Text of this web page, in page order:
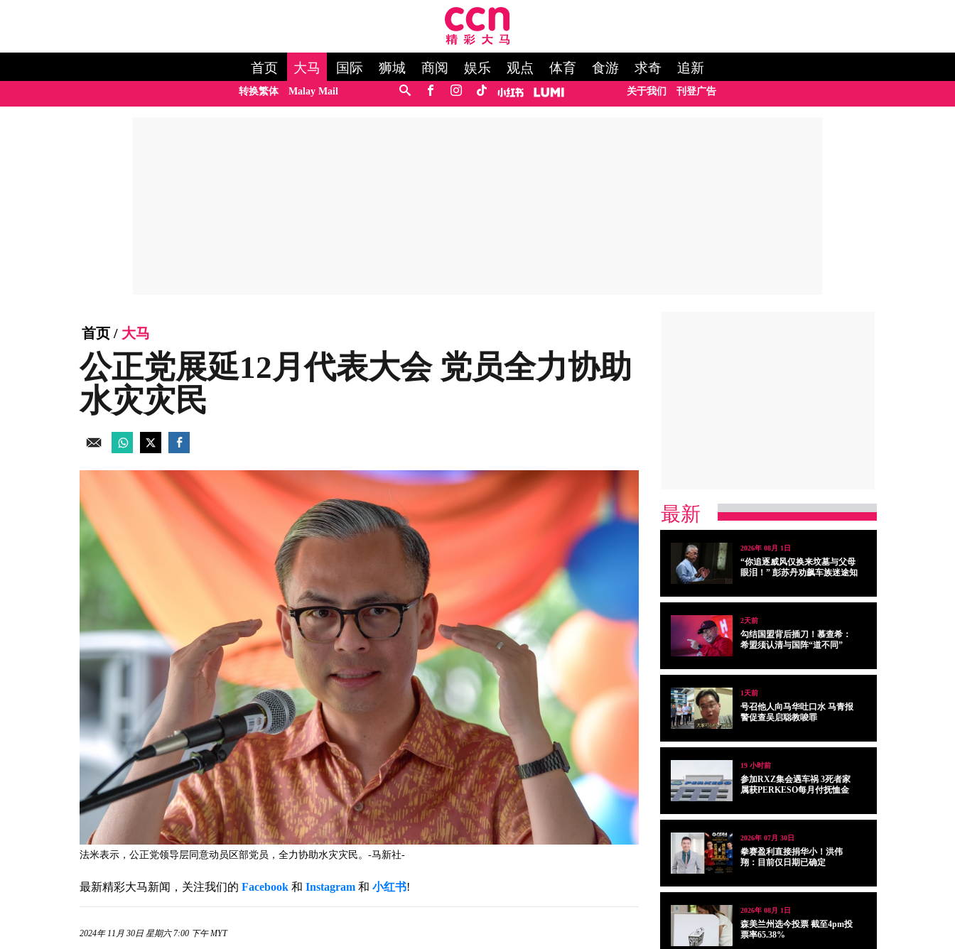
首页 大马 国际 狮城 商阅 娱乐 观点 体育 食游 求奇 追新
转换繁体 Malay Mail 关于我们 刊登广告
首页 / 大马
公正党展延12月代表大会 党员全力协助
水灾灾民
法米表示，公正党领导层同意动员区部党员，全力协助水灾灾民。-马新社-
最新精彩大马新闻，关注我们的 Facebook 和 Instagram 和 小红书!
2024年 11月 30日 星期六 7:00 下午 MYT
最新
2026年 08月 1日
“你追逐威风仅换来坟墓与父母
眼泪！” 彭苏丹劝飙车族迷途知
2天前
勾结国盟背后插刀！慕查希：
希盟须认清与国阵“道不同”
1天前
号召他人向马华吐口水 马青报
警促查吴启聪教唆罪
19 小时前
参加RXZ集会遇车祸 3死者家
属获PERKESO每月付抚恤金
2026年 07月 30日
拳赛盈利直接捐华小！洪伟
翔：目前仅日期已确定
2026年 08月 1日
森美兰州选今投票 截至4pm投
票率65.38%